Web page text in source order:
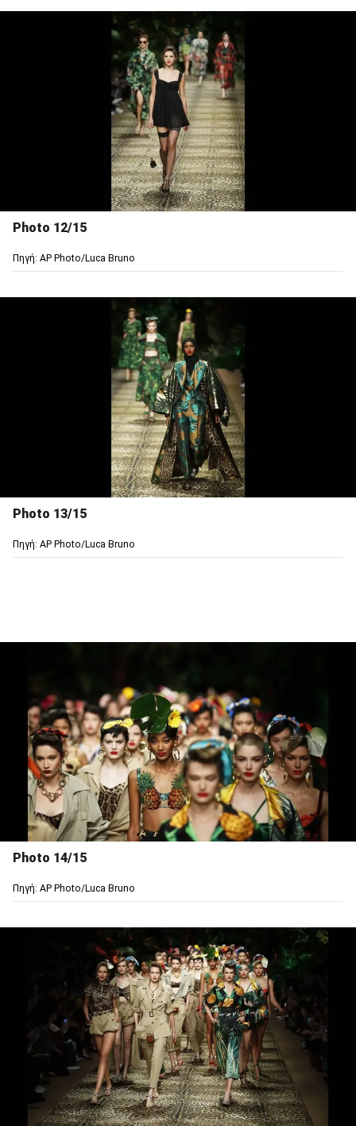
Photo 12/15
Πηγή: AP Photo/Luca Bruno
Photo 13/15
Πηγή: AP Photo/Luca Bruno
Photo 14/15
Πηγή: AP Photo/Luca Bruno